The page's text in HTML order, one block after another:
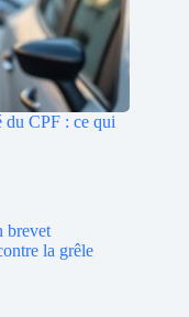
du CPF : ce qui
brevet
la grêle